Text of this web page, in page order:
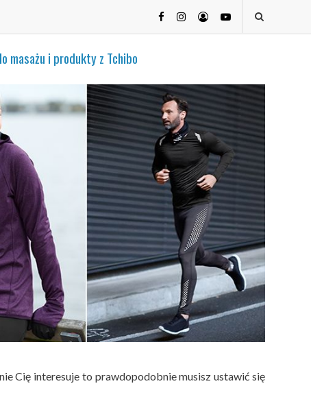
masażu i produkty z Tchibo
Cię interesuje to prawdopodobnie musisz ustawić się